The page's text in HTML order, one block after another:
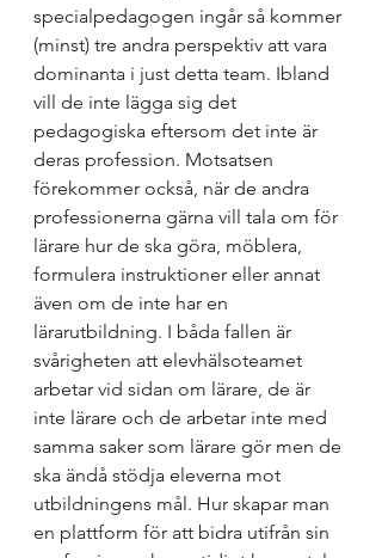
specialpedagogen ingår så kommer
(minst) tre andra perspektiv att vara
dominanta i just detta team. Ibland
vill de inte lägga sig det
pedagogiska eftersom det inte är
deras profession. Motsatsen
förekommer också, när de andra
professionerna gärna vill tala om för
lärare hur de ska göra, möblera,
formulera instruktioner eller annat
även om de inte har en
lärarutbildning. I båda fallen är
svårigheten att elevhälsoteamet
arbetar vid sidan om lärare, de är
inte lärare och de arbetar inte med
samma saker som lärare gör men de
ska ändå stödja eleverna mot
utbildningens mål. Hur skapar man
en plattform för att bidra utifrån sin